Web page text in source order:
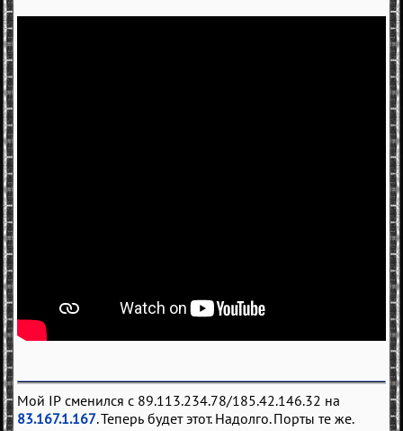
Мой IP сменился с 89.113.234.78/185.42.146.32 на
83.167.1.167. Теперь будет этот. Надолго. Порты те же.